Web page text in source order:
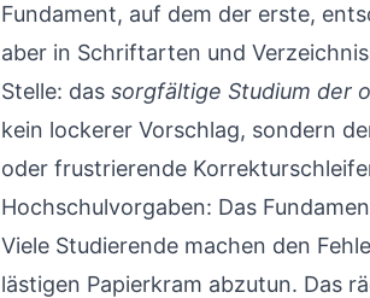
Fundament, auf dem der erste,
aber in Schriftarten und
Stelle: das sorgfältige Studium der
kein lockerer Vorschlag, sondern
oder frustrierende
Hochschulvorgaben: Das
Viele Studierende machen den
lästigen Papierkram abzutun. Das